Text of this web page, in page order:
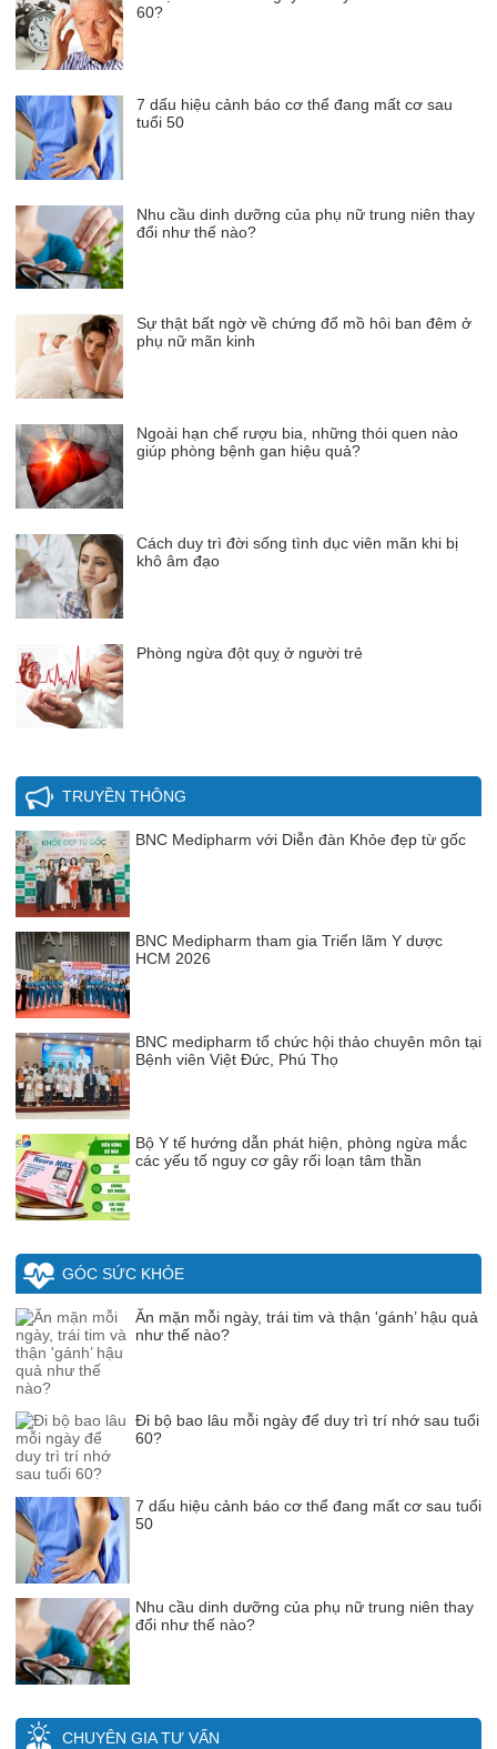
60?
7 dấu hiệu cảnh báo cơ thể đang mất cơ sau
tuổi 50
Nhu cầu dinh dưỡng của phụ nữ trung niên thay
đổi như thế nào?
Sự thật bất ngờ về chứng đổ mồ hôi ban đêm ở
phụ nữ mãn kinh
Ngoài hạn chế rượu bia, những thói quen nào
giúp phòng bệnh gan hiệu quả?
Cách duy trì đời sống tình dục viên mãn khi bị
khô âm đạo
Phòng ngừa đột quỵ ở người trẻ
TRUYỀN THÔNG
BNC Medipharm với Diễn đàn Khỏe đẹp từ gốc
BNC Medipharm tham gia Triển lãm Y dược
HCM 2026
BNC medipharm tổ chức hội thảo chuyên môn tại
Bệnh viên Việt Đức, Phú Thọ
Bộ Y tế hướng dẫn phát hiện, phòng ngừa mắc
các yếu tố nguy cơ gây rối loạn tâm thần
GÓC SỨC KHỎE
Ăn mặn mỗi ngày, trái tim và thận 'gánh’ hậu quả
như thế nào?
Đi bộ bao lâu mỗi ngày để duy trì trí nhớ sau tuổi
60?
7 dấu hiệu cảnh báo cơ thể đang mất cơ sau tuổi
50
Nhu cầu dinh dưỡng của phụ nữ trung niên thay
đổi như thế nào?
CHUYÊN GIA TƯ VẤN